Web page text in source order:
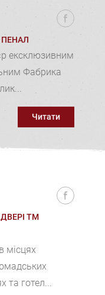
ПЕНАЛ
ексклюзивним
Фабрика
Читати
ТМ
місцях
та готел...